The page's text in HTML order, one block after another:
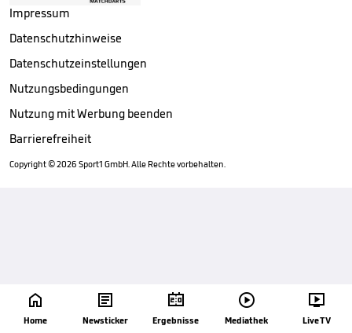

Home

Newsticker

Ergebnisse

Mediathek

Live TV
Impressum
Datenschutzhinweise
Datenschutzeinstellungen
Nutzungsbedingungen
Nutzung mit Werbung beenden
Barrierefreiheit
Copyright ©2026 Sport1 GmbH. Alle Rechte vorbehalten.